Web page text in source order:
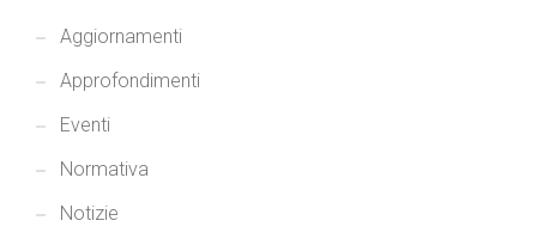
Aggiornamenti
Approfondimenti
Eventi
Normativa
Notizie